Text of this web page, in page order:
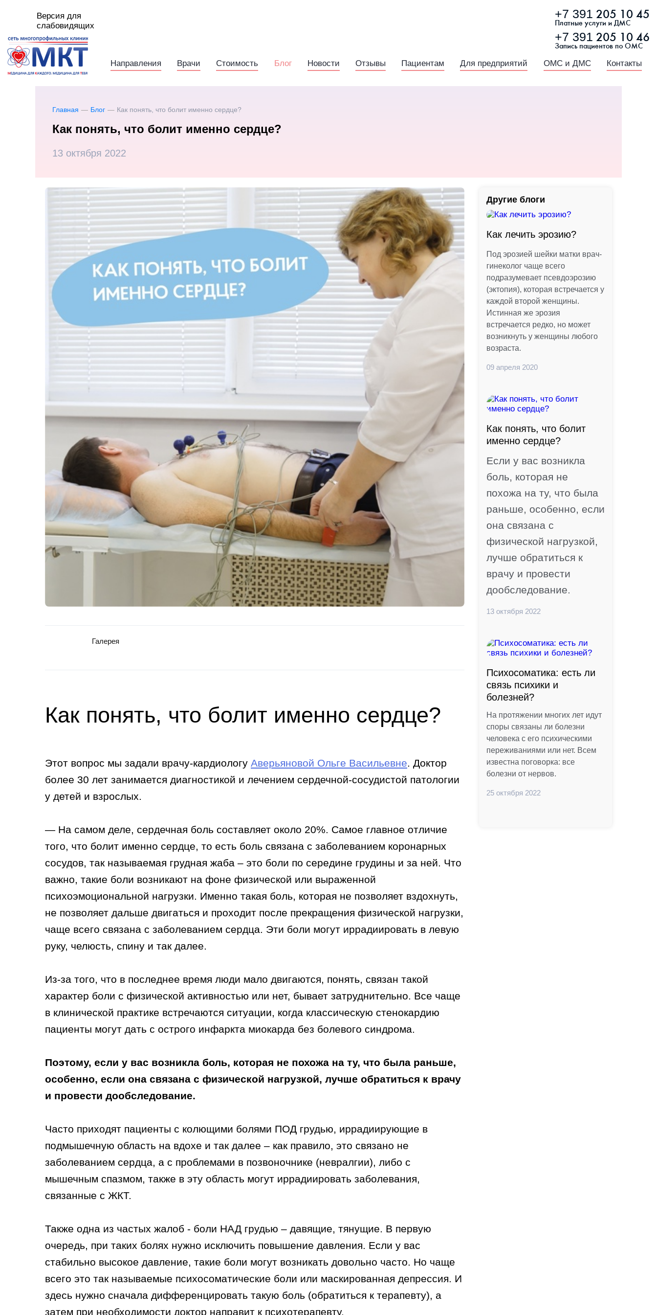
Версия для
слабовидящих
Направления Врачи Стоимость Блог Новости Отзывы Пациентам Для предприятий ОМС и ДМС Контакты
+7 391 205 10 45
Платные услуги и ДМС
+7 391 205 10 46
Запись пациентов по ОМС
Главная — Блог — Как понять, что болит именно сердце?
Как понять, что болит именно сердце?
13 октября 2022
Галерея
Как понять, что болит именно сердце?
Этот вопрос мы задали врачу-кардиологу Аверьяновой Ольге Васильевне. Доктор
более 30 лет занимается диагностикой и лечением сердечной-сосудистой патологии
у детей и взрослых.
— На самом деле, сердечная боль составляет около 20%. Самое главное отличие
того, что болит именно сердце, то есть боль связана с заболеванием коронарных
сосудов, так называемая грудная жаба – это боли по середине грудины и за ней. Что
важно, такие боли возникают на фоне физической или выраженной
психоэмоциональной нагрузки. Именно такая боль, которая не позволяет вздохнуть,
не позволяет дальше двигаться и проходит после прекращения физической нагрузки,
чаще всего связана с заболеванием сердца. Эти боли могут иррадиировать в левую
руку, челюсть, спину и так далее.
Из-за того, что в последнее время люди мало двигаются, понять, связан такой
характер боли с физической активностью или нет, бывает затруднительно. Все чаще
в клинической практике встречаются ситуации, когда классическую стенокардию
пациенты могут дать с острого инфаркта миокарда без болевого синдрома.
Поэтому, если у вас возникла боль, которая не похожа на ту, что была раньше,
особенно, если она связана с физической нагрузкой, лучше обратиться к врачу
и провести дообследование.
Часто приходят пациенты с колющими болями ПОД грудью, иррадиирующие в
подмышечную область на вдохе и так далее – как правило, это связано не
заболеванием сердца, а с проблемами в позвоночнике (невралгии), либо с
мышечным спазмом, также в эту область могут иррадиировать заболевания,
связанные с ЖКТ.
Также одна из частых жалоб - боли НАД грудью – давящие, тянущие. В первую
очередь, при таких болях нужно исключить повышение давления. Если у вас
стабильно высокое давление, такие боли могут возникать довольно часто. Но чаще
всего это так называемые психосоматические боли или маскированная депрессия. И
здесь нужно сначала дифференцировать такую боль (обратиться к терапевту), а
затем при необходимости доктор направит к психотерапевту.
Другие блоги
Как лечить эрозию?
Под эрозией шейки матки врач-
гинеколог чаще всего
подразумевает псевдоэрозию
(эктопия), которая встречается у
каждой второй женщины.
Истинная же эрозия
встречается редко, но может
возникнуть у женщины любого
возраста.
09 апреля 2020
Как понять, что болит
именно сердце?
Если у вас возникла
боль, которая не
похожа на ту, что была
раньше, особенно, если
она связана с
физической нагрузкой,
лучше обратиться к
врачу и провести
дообследование.
13 октября 2022
Психосоматика: есть ли
связь психики и
болезней?
На протяжении многих лет идут
споры связаны ли болезни
человека с его психическими
переживаниями или нет. Всем
известна поговорка: все
болезни от нервов.
25 октября 2022